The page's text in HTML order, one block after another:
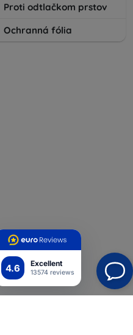
4.6 Excellent
13574 reviews
Proti odtlačkom prstov
Ochranná fólia